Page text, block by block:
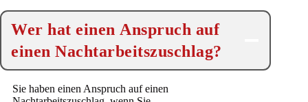
Wer hat einen Anspruch auf
einen Nachtarbeitszuschlag?
Sie haben einen Anspruch auf einen